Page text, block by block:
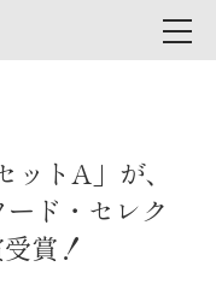
トA」が、
ード・セレク
賞！